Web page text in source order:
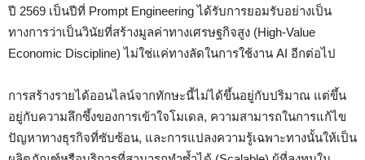
ปี 2569 เป็นปีที่ Prompt Engineering ได้รับการยอมรับอย่างเป็น
ทางการว่าเป็นวินัยที่สร้างมูลค่าทางเศรษฐกิจสูง (High-Value
Economic Discipline) ไม่ใช่แค่ทางลัดในการใช้งาน AI อีกต่อไป
การสร้างรายได้ออนไลน์จากทักษะนี้ไม่ได้ขึ้นอยู่กับปริมาณ แต่ขึ้น
อยู่กับความลึกซึ้งของการเข้าใจโมเดล, ความสามารถในการแก้ไข
ปัญหาทางธุรกิจที่ซับซ้อน, และการแปลงความรู้เฉพาะทางนั้นให้เป็น